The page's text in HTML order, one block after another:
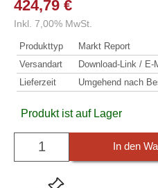
424,79 €
Inkl. 7,00% MwSt.
Produkttyp
Markt Report
Versandart
Download-Link / E-
Lieferzeit
Umgehend nach
Produkt ist auf Lager
In den